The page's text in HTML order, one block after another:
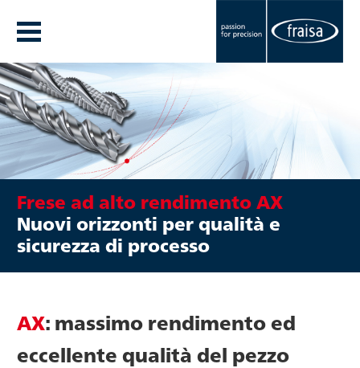
Frese ad alto rendimento AX
Nuovi orizzonti per qualità e
sicurezza di processo
AX: massimo rendimento ed
eccellente qualità del pezzo